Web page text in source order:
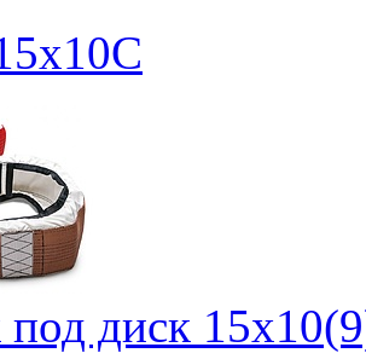
диск